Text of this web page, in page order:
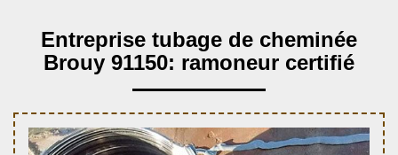
Entreprise tubage de cheminée
Brouy 91150: ramoneur certifié